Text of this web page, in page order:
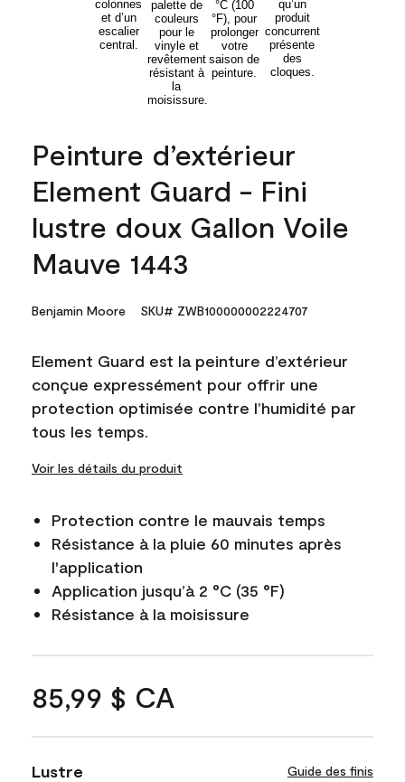
Peinture d’extérieur
Element Guard - Fini
lustre doux Gallon Voile
Mauve 1443
Benjamin Moore SKU# ZWB100000002224707
Element Guard est la peinture d’extérieur
conçue expressément pour offrir une
protection optimisée contre l’humidité par
tous les temps.
Voir les détails du produit
Protection contre le mauvais temps
Résistance à la pluie 60 minutes après
l'application
Application jusqu’à 2 °C (35 °F)
Résistance à la moisissure
85,99 $ CA
Lustre Guide des finis